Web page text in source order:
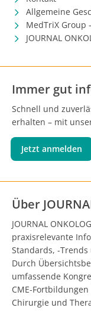
Allgemeine
MedTriX Group
JOURNAL
Immer gut
Schnell und
erhalten – mit
Jetzt anmelden
Über
JOURNAL
praxisrelevante
Standards, -
Durch
umfassende
CME-
Chirurgie und